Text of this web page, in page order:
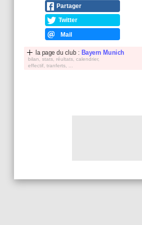
Partager
Twitter
Mail
la page du club : Bayern Munich
bilan, stats, réultats, calendrier,
effectif, tranferts, ...